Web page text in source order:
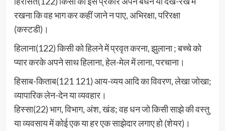
रखना कि वह भाग कर कहीं जाने न पाए, अभिरक्षा, परिरक्षा
(कस्टडी)।
हिलाना(122) किसी को हिलने में प्रवृत करना, झुलाना ; बच्चे को
प्यार करके अपने साथ हिलाना, हेल-मेल में लाना, परचाना।
हिसाब-किताब(121 121) आय-व्यय आदि का विवरण, लेखा जोखा;
व्यापारिक लेन-देन या व्यवहार।
हिस्सा(22) भाग, विभाग, अंश, खंड; वह धन जो किसी साझे की वस्तु
या व्यवसाय में कोई एक या हर एक साझेदार लगाए हो (शेयर)।